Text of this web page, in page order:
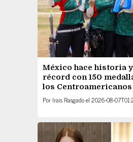
México hace historia
récord con 150
los Centroamericanos
Por Irais Rasgadoel 2026-08-